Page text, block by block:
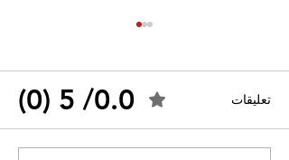
تعليقات 0.0/ 5 (0)